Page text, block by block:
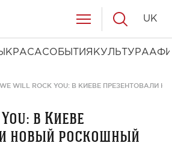
КРАСАСОБЫТИЯ КУЛЬТУРА
UK
WE WILL ROCK YOU: В КИЕВЕ ПРЕЗЕНТОВАЛИ
в Киеве
новый роскошный